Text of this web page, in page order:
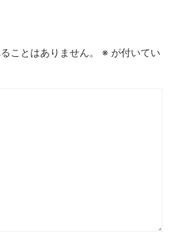
ことはありません。 ※ が付いてい